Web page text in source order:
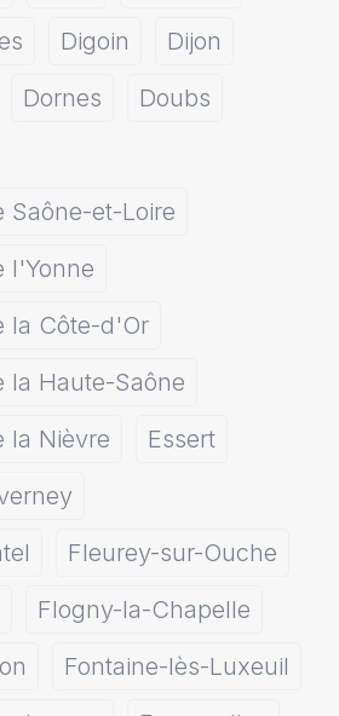
Digoin
Dijon
Dornes
Doubs
Saône-et-Loire
l'Yonne
la Côte-d'Or
la Haute-Saône
la Nièvre
Essert
Fleurey-sur-Ouche
Flogny-la-Chapelle
Fontaine-lès-Luxeuil